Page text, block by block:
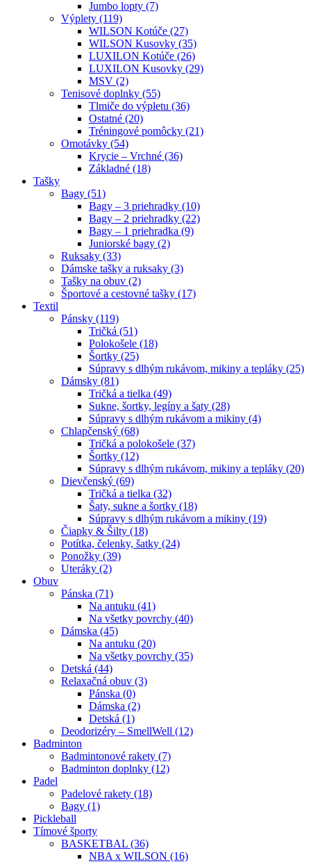
Jumbo lopty (7)
Výplety (119)
WILSON Kotúče (27)
WILSON Kusovky (35)
LUXILON Kotúče (26)
LUXILON Kusovky (29)
MSV (2)
Tenisové doplnky (55)
Tlmiče do výpletu (36)
Ostatné (20)
Tréningové pomôcky (21)
Omotávky (54)
Krycie – Vrchné (36)
Základné (18)
Tašky
Bagy (51)
Bagy – 3 priehradky (10)
Bagy – 2 priehradky (22)
Bagy – 1 priehradka (9)
Juniorské bagy (2)
Ruksaky (33)
Dámske tašky a ruksaky (3)
Tašky na obuv (2)
Športové a cestovné tašky (17)
Textil
Pánsky (119)
Tričká (51)
Polokošele (18)
Šortky (25)
Súpravy s dlhým rukávom, mikiny a tepláky (25)
Dámsky (81)
Tričká a tielka (49)
Sukne, šortky, legíny a šaty (28)
Súpravy s dlhým rukávom a mikiny (4)
Chlapčenský (68)
Tričká a polokošele (37)
Šortky (12)
Súpravy s dlhým rukávom, mikiny a tepláky (20)
Dievčenský (69)
Tričká a tielka (32)
Šaty, sukne a šortky (18)
Súpravy s dlhým rukávom a mikiny (19)
Čiapky & Šilty (18)
Potítka, čelenky, šatky (24)
Ponožky (39)
Uteráky (2)
Obuv
Pánska (71)
Na antuku (41)
Na všetky povrchy (40)
Dámska (45)
Na antuku (20)
Na všetky povrchy (35)
Detská (44)
Relaxačná obuv (3)
Pánska (0)
Dámska (2)
Detská (1)
Deodorizéry – SmellWell (12)
Badminton
Badmintonové rakety (7)
Badminton doplnky (12)
Padel
Padelové rakety (18)
Bagy (1)
Pickleball
Tímové športy
BASKETBAL (36)
NBA x WILSON (16)